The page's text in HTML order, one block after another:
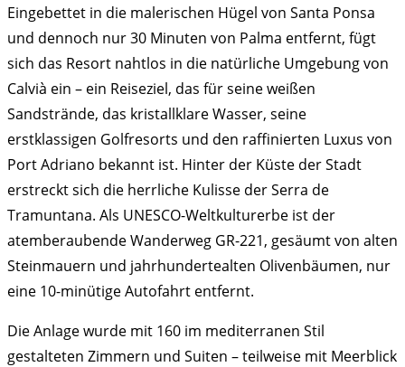
Eingebettet in die malerischen Hügel von Santa Ponsa
und dennoch nur 30 Minuten von Palma entfernt, fügt
sich das Resort nahtlos in die natürliche Umgebung von
Calvià ein – ein Reiseziel, das für seine weißen
Sandstrände, das kristallklare Wasser, seine
erstklassigen Golfresorts und den raffinierten Luxus von
Port Adriano bekannt ist. Hinter der Küste der Stadt
erstreckt sich die herrliche Kulisse der Serra de
Tramuntana. Als UNESCO-Weltkulturerbe ist der
atemberaubende Wanderweg GR-221, gesäumt von alten
Steinmauern und jahrhundertealten Olivenbäumen, nur
eine 10-minütige Autofahrt entfernt.
Die Anlage wurde mit 160 im mediterranen Stil
gestalteten Zimmern und Suiten – teilweise mit Meerblick